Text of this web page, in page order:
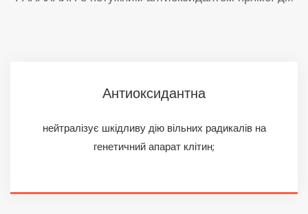
Антиоксидантна
нейтралізує шкідливу дію вільних радикалів на
генетичний апарат клітин;